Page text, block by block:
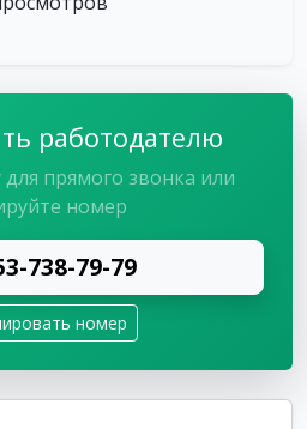
работодателю
прямого звонка или
номер
738-79-79
номер